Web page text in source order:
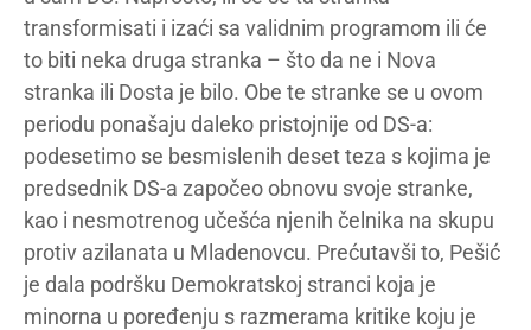
transformisati i izaći sa validnim programom ili će
to biti neka druga stranka – što da ne i Nova
stranka ili Dosta je bilo. Obe te stranke se u ovom
periodu ponašaju daleko pristojnije od DS-a:
podesetimo se besmislenih deset teza s kojima je
predsednik DS-a započeo obnovu svoje stranke,
kao i nesmotrenog učešća njenih čelnika na skupu
protiv azilanata u Mladenovcu. Prećutavši to, Pešić
je dala podršku Demokratskoj stranci koja je
minorna u poređenju s razmerama kritike koju je